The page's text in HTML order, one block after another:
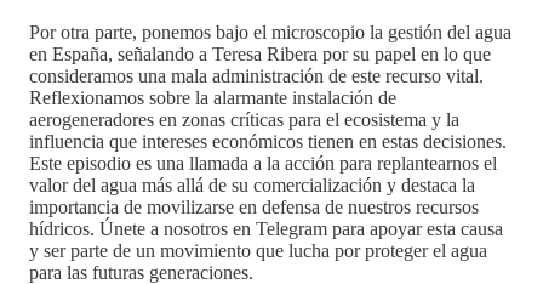
Por otra parte, ponemos bajo el microscopio la gestión del agua
en España, señalando a Teresa Ribera por su papel en lo que
consideramos una mala administración de este recurso vital.
Reflexionamos sobre la alarmante instalación de
aerogeneradores en zonas críticas para el ecosistema y la
influencia que intereses económicos tienen en estas decisiones.
Este episodio es una llamada a la acción para replantearnos el
valor del agua más allá de su comercialización y destaca la
importancia de movilizarse en defensa de nuestros recursos
hídricos. Únete a nosotros en Telegram para apoyar esta causa
y ser parte de un movimiento que lucha por proteger el agua
para las futuras generaciones.